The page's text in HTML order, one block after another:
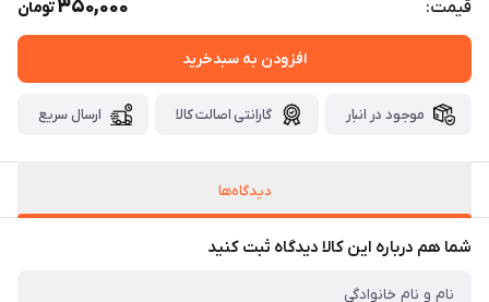
قیمت: 350,000تومان
افزودن به سبدخرید
موجود در انبار گارانتی اصالت کالا ارسال سریع
دیدگاه‌ها
شما هم درباره این کالا دیدگاه ثبت کنید